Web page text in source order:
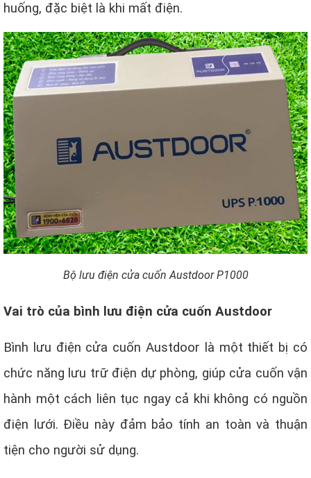
huống, đặc biệt là khi mất điện.
Bộ lưu điện cửa cuốn Austdoor P1000
Vai trò của bình lưu điện cửa cuốn Austdoor
Bình lưu điện cửa cuốn Austdoor là một thiết bị có
chức năng lưu trữ điện dự phòng, giúp cửa cuốn vận
hành một cách liên tục ngay cả khi không có nguồn
điện lưới. Điều này đảm bảo tính an toàn và thuận
tiện cho người sử dụng.